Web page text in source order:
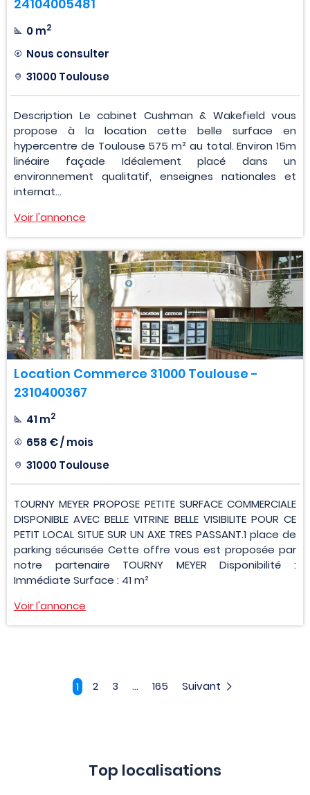
24104005481
0 m2
Nous consulter
31000 Toulouse
Description Le cabinet Cushman & Wakefield vous
propose à la location cette belle surface en
hypercentre de Toulouse 575 m² au total. Environ 15m
linéaire façade Idéalement placé dans un
environnement qualitatif, enseignes nationales et
internat...
Voir l'annonce
Location Commerce 31000 Toulouse -
2310400367
41 m2
658 € / mois
31000 Toulouse
TOURNY MEYER PROPOSE PETITE SURFACE COMMERCIALE
DISPONIBLE AVEC BELLE VITRINE BELLE VISIBILITE POUR CE
PETIT LOCAL SITUE SUR UN AXE TRES PASSANT.1 place de
parking sécurisée Cette offre vous est proposée par
notre partenaire TOURNY MEYER Disponibilité :
Immédiate Surface : 41 m²
Voir l'annonce
1 2 3 ... 165 Suivant
Top localisations